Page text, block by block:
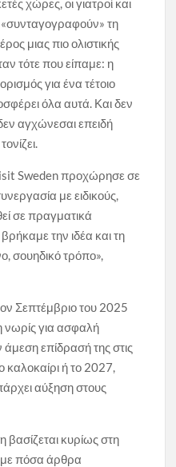
«συνταγογραφούν» τη
μιας πιο ολιστικής
τότε που είπαμε: η
για ένα τέτοιο
όλα αυτά. Και δεν
αγχώνεσαι επειδή
Sweden προχώρησε σε
με ειδικούς,
σε πραγματικά
την ιδέα και τη
σουηδικό τρόπο»,
Σεπτέμβριο του 2025
νωρίς για ασφαλή
επίδρασή της στις
καλοκαίρι ή το 2027,
αύξηση στους
κυρίως στη
πόσα άρθρα